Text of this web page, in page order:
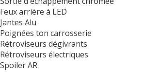
Feux arrière à LED
Jantes Alu
Poignées ton carrosserie
Rétroviseurs dégivrants
Rétroviseurs électriques
Spoiler AR